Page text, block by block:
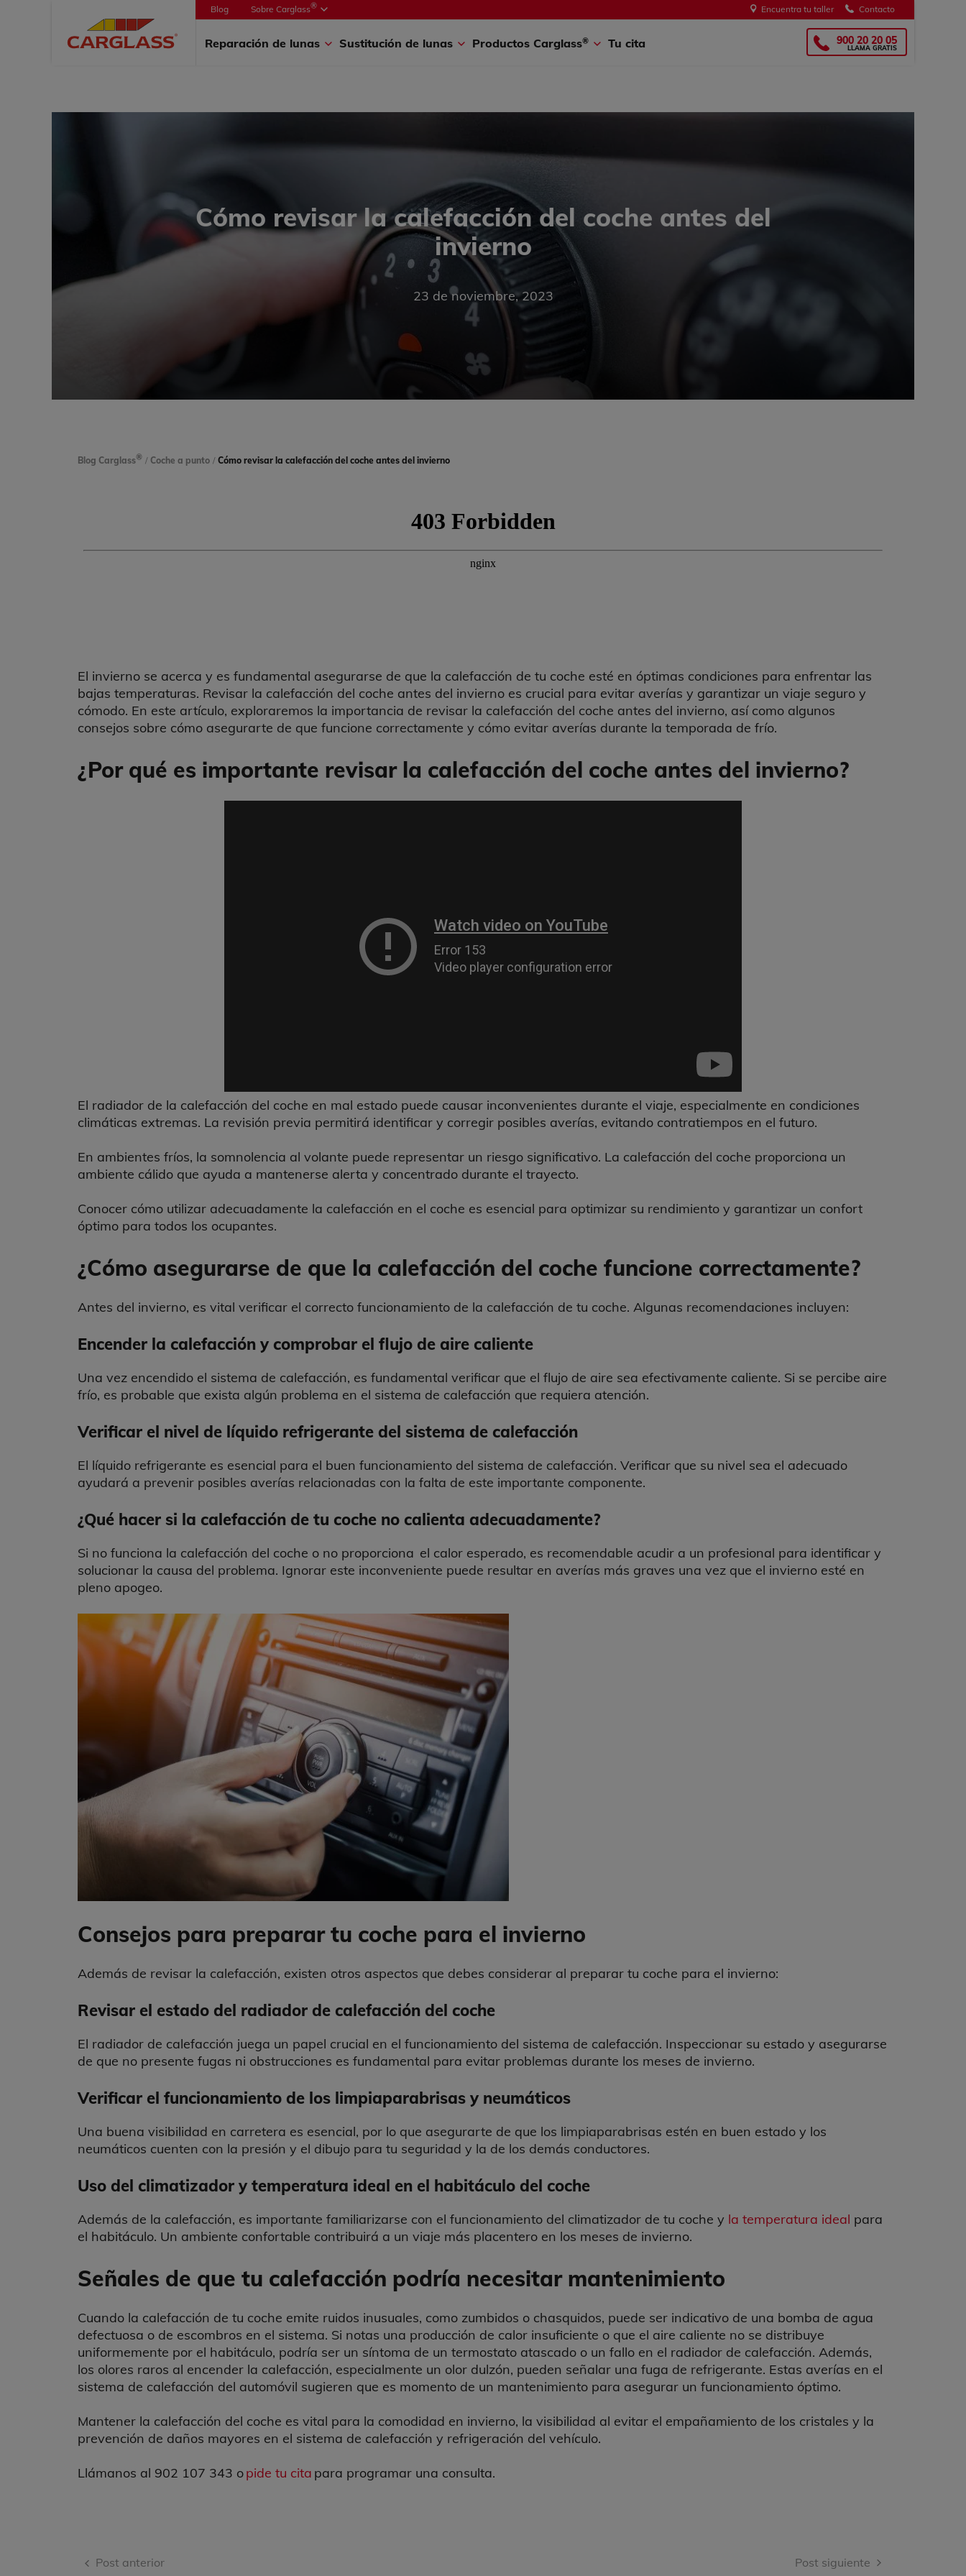
Blog Sobre Carglass® Encuentra tu taller Contacto
Reparación de lunas Sustitución de lunas Productos Carglass® Tu cita 900 20 20 05
LLAMA GRATIS
®
Cómo revisar la calefacción del coche antes del
invierno
23 de noviembre, 2023
Blog Carglass® / Coche a punto / Cómo revisar la calefacción del coche antes del invierno
El invierno se acerca y es fundamental asegurarse de que la calefacción de tu coche esté en óptimas condiciones para enfrentar las
bajas temperaturas. Revisar la calefacción del coche antes del invierno es crucial para evitar averías y garantizar un viaje seguro y
cómodo. En este artículo, exploraremos la importancia de revisar la calefacción del coche antes del invierno, así como algunos
consejos sobre cómo asegurarte de que funcione correctamente y cómo evitar averías durante la temporada de frío.
¿Por qué es importante revisar la calefacción del coche antes del invierno?
El radiador de la calefacción del coche en mal estado puede causar inconvenientes durante el viaje, especialmente en condiciones
climáticas extremas. La revisión previa permitirá identificar y corregir posibles averías, evitando contratiempos en el futuro.
En ambientes fríos, la somnolencia al volante puede representar un riesgo significativo. La calefacción del coche proporciona un
ambiente cálido que ayuda a mantenerse alerta y concentrado durante el trayecto.
Conocer cómo utilizar adecuadamente la calefacción en el coche es esencial para optimizar su rendimiento y garantizar un confort
óptimo para todos los ocupantes.
¿Cómo asegurarse de que la calefacción del coche funcione correctamente?
Antes del invierno, es vital verificar el correcto funcionamiento de la calefacción de tu coche. Algunas recomendaciones incluyen:
Encender la calefacción y comprobar el flujo de aire caliente
Una vez encendido el sistema de calefacción, es fundamental verificar que el flujo de aire sea efectivamente caliente. Si se percibe aire
frío, es probable que exista algún problema en el sistema de calefacción que requiera atención.
Verificar el nivel de líquido refrigerante del sistema de calefacción
El líquido refrigerante es esencial para el buen funcionamiento del sistema de calefacción. Verificar que su nivel sea el adecuado
ayudará a prevenir posibles averías relacionadas con la falta de este importante componente.
¿Qué hacer si la calefacción de tu coche no calienta adecuadamente?
Si no funciona la calefacción del coche o no proporciona el calor esperado, es recomendable acudir a un profesional para identificar y
solucionar la causa del problema. Ignorar este inconveniente puede resultar en averías más graves una vez que el invierno esté en
pleno apogeo.
Consejos para preparar tu coche para el invierno
Además de revisar la calefacción, existen otros aspectos que debes considerar al preparar tu coche para el invierno:
Revisar el estado del radiador de calefacción del coche
El radiador de calefacción juega un papel crucial en el funcionamiento del sistema de calefacción. Inspeccionar su estado y asegurarse
de que no presente fugas ni obstrucciones es fundamental para evitar problemas durante los meses de invierno.
Verificar el funcionamiento de los limpiaparabrisas y neumáticos
Una buena visibilidad en carretera es esencial, por lo que asegurarte de que los limpiaparabrisas estén en buen estado y los
neumáticos cuenten con la presión y el dibujo para tu seguridad y la de los demás conductores.
Uso del climatizador y temperatura ideal en el habitáculo del coche
Además de la calefacción, es importante familiarizarse con el funcionamiento del climatizador de tu coche y la temperatura ideal para
el habitáculo. Un ambiente confortable contribuirá a un viaje más placentero en los meses de invierno.
Señales de que tu calefacción podría necesitar mantenimiento
Cuando la calefacción de tu coche emite ruidos inusuales, como zumbidos o chasquidos, puede ser indicativo de una bomba de agua
defectuosa o de escombros en el sistema. Si notas una producción de calor insuficiente o que el aire caliente no se distribuye
uniformemente por el habitáculo, podría ser un síntoma de un termostato atascado o un fallo en el radiador de calefacción. Además,
los olores raros al encender la calefacción, especialmente un olor dulzón, pueden señalar una fuga de refrigerante. Estas averías en el
sistema de calefacción del automóvil sugieren que es momento de un mantenimiento para asegurar un funcionamiento óptimo.
Mantener la calefacción del coche es vital para la comodidad en invierno, la visibilidad al evitar el empañamiento de los cristales y la
prevención de daños mayores en el sistema de calefacción y refrigeración del vehículo.
Llámanos al 902 107 343 opide tu cita para programar una consulta.
Navegación
Post anterior Post siguiente